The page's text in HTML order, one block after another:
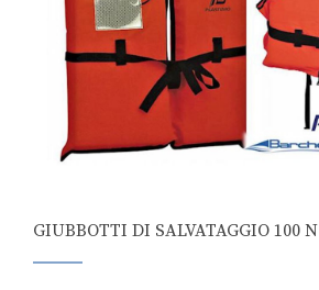
GIUBBOTTI DI SALVATAGGIO 100 N